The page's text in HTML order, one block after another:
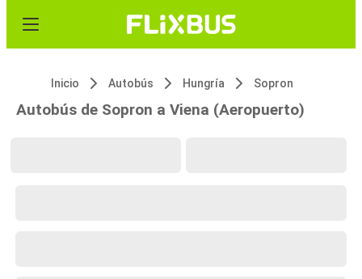
Inicio Autobús Hungría Sopron
Autobús de Sopron a Viena (Aeropuerto)